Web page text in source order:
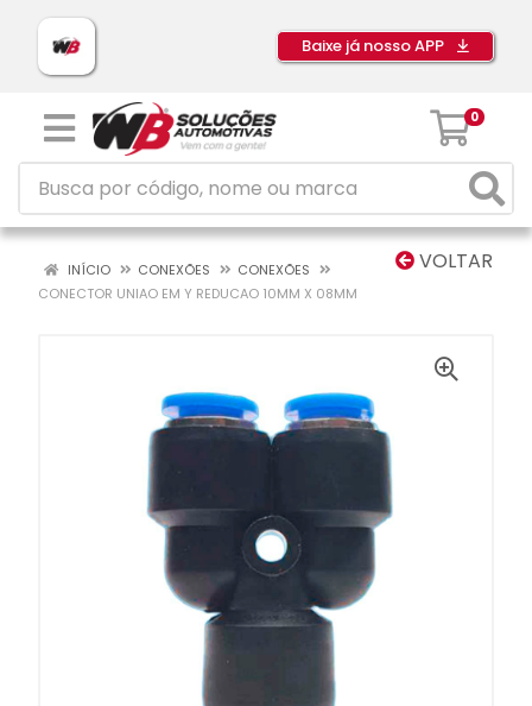
Baixe já nosso APP
0
VOLTAR
INÍCIO CONEXÕES
CONEXÕES
CONECTOR UNIAO EM Y REDUCAO 10MM X 08MM